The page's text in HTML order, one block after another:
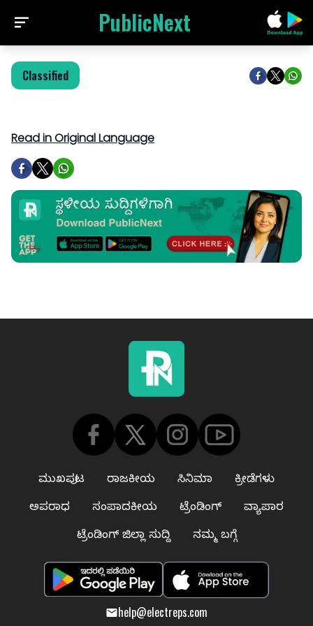
PublicNext
Classified
Read in Original Language
ಮುಖಪುಟ ರಾಜಕೀಯ ಸಿನಿಮಾ
ಕ್ರೀಡೆಗಳು
ಅಪರಾಧ
ಸಂಪಾದಕೀಯ ಟ್ರೆಂಡಿಂಗ್
ವ್ಯಾಪಾರ
ಟ್ರೆಂಡಿಂಗ್ ಜಿಲ್ಲಾ ಸುದ್ದಿ
ನಮ್ಮ ಬಗ್ಗೆ
help@electreps.com